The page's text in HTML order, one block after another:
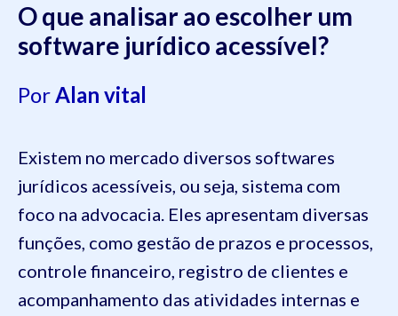
O que analisar ao escolher um
software jurídico acessível?
PorAlan vital
Existem no mercado diversos softwares
jurídicos acessíveis, ou seja, sistema com
foco na advocacia. Eles apresentam diversas
funções, como gestão de prazos e processos,
controle financeiro, registro de clientes e
acompanhamento das atividades internas e